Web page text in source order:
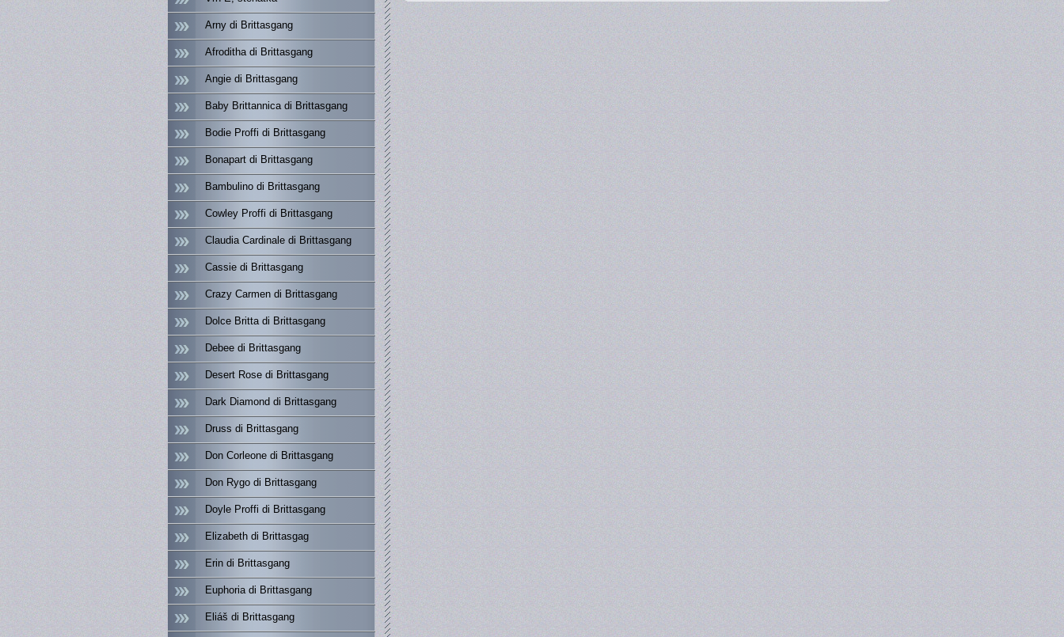
Arny di Brittasgang
Afroditha di Brittasgang
Angie di Brittasgang
Baby Brittannica di Brittasgang
Bodie Proffi di Brittasgang
Bonapart di Brittasgang
Bambulino di Brittasgang
Cowley Proffi di Brittasgang
Claudia Cardinale di Brittasgang
Cassie di Brittasgang
Crazy Carmen di Brittasgang
Dolce Britta di Brittasgang
Debee di Brittasgang
Desert Rose di Brittasgang
Dark Diamond di Brittasgang
Druss di Brittasgang
Don Corleone di Brittasgang
Don Rygo di Brittasgang
Doyle Proffi di Brittasgang
Elizabeth di Brittasgag
Erin di Brittasgang
Euphoria di Brittasgang
Eliáš di Brittasgang